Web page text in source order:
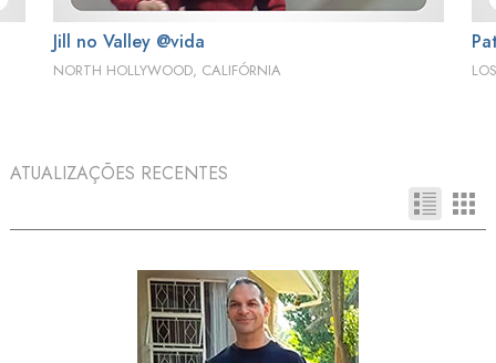
Jill no Valley @vida
NORTH HOLLYWOOD, CALIFÓRNIA
ATUALIZAÇÕES RECENTES